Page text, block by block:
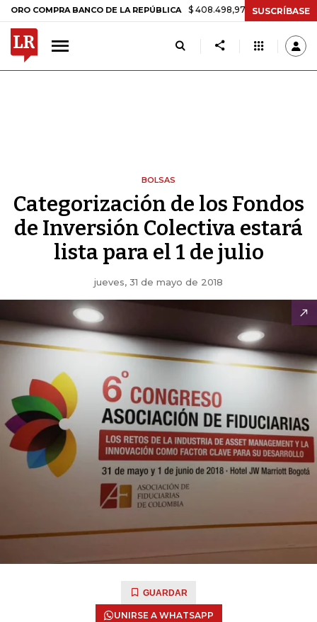
BANCO DE LA REPÚBLICA $ 408.498,97 +$ 8.753,81 +2,19%
SUSCRÍBASE
BOLSAS
Categorización de los Fondos
de Inversión Colectiva estará
lista para el 1 de julio
jueves, 31 de mayo de 2018
GUARDAR
UNIRSE A WHATSAPP